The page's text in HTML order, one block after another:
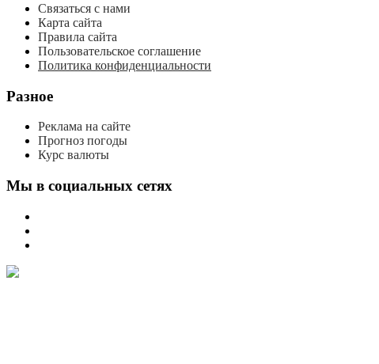
Связаться с нами
Карта сайта
Правила сайта
Пользовательское соглашение
Политика конфиденциальности
Разное
Реклама на сайте
Прогноз погоды
Курс валюты
Мы в социальных сетях